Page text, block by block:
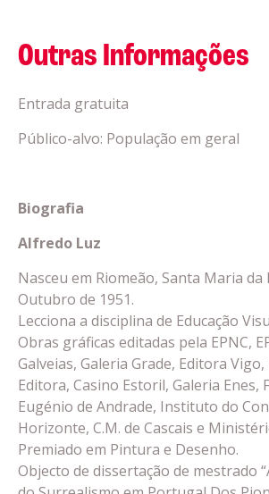
Outras Informações
Entrada gratuita
Público-alvo: População em geral
Biografia
Alfredo Luz
Nasceu em Riomeão, Santa Maria da
Outubro de 1951.
Lecciona a disciplina de Educação
Obras gráficas editadas pela EPNC,
Galveias, Galeria Grade, Editora Vigo,
Editora, Casino Estoril, Galeria Enes,
Eugénio de Andrade, Instituto do
Horizonte, C.M. de Cascais e
Premiado em Pintura e Desenho.
Objecto de dissertação de mestrado